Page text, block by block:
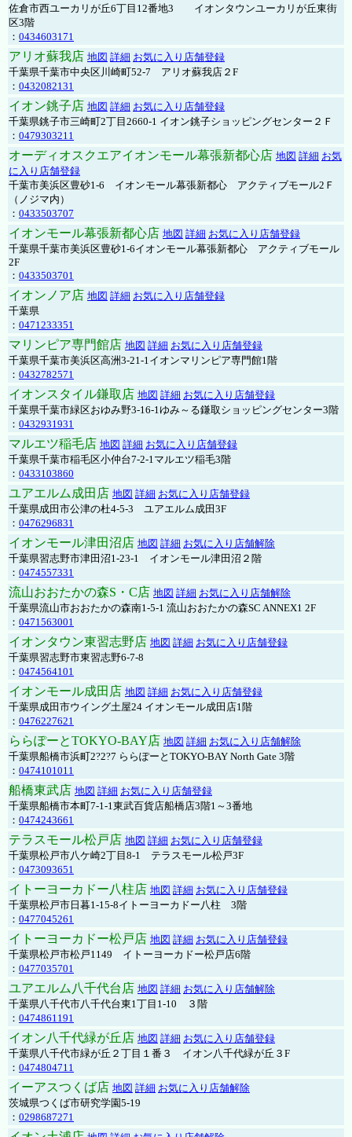
佐倉市西ユーカリが丘6丁目12番地3 イオンタウンユーカリが丘東街
区3階
： 0434603171
アリオ蘇我店 地図 詳細 お気に入り店舗登録
千葉県千葉市中央区川崎町52-7 アリオ蘇我店２F
： 0432082131
イオン銚子店 地図 詳細 お気に入り店舗登録
千葉県銚子市三崎町2丁目2660-1 イオン銚子ショッピングセンター２Ｆ
： 0479303211
オーディオスクエアイオンモール幕張新都心店 地図 詳細 お気
に入り店舗登録
千葉市美浜区豊砂1-6 イオンモール幕張新都心 アクティブモール2Ｆ
（ノジマ内）
： 0433503707
イオンモール幕張新都心店 地図 詳細 お気に入り店舗登録
千葉県千葉市美浜区豊砂1-6イオンモール幕張新都心 アクティブモール
2F
： 0433503701
イオンノア店 地図 詳細 お気に入り店舗登録
千葉県
： 0471233351
マリンピア専門館店 地図 詳細 お気に入り店舗登録
千葉県千葉市美浜区高洲3-21-1イオンマリンピア専門館1階
： 0432782571
イオンスタイル鎌取店 地図 詳細 お気に入り店舗登録
千葉県千葉市緑区おゆみ野3-16-1ゆみ～る鎌取ショッピングセンター3階
： 0432931931
マルエツ稲毛店 地図 詳細 お気に入り店舗登録
千葉県千葉市稲毛区小仲台7-2-1マルエツ稲毛3階
： 0433103860
ユアエルム成田店 地図 詳細 お気に入り店舗登録
千葉県成田市公津の杜4-5-3 ユアエルム成田3F
： 0476296831
イオンモール津田沼店 地図 詳細 お気に入り店舗解除
千葉県習志野市津田沼1-23-1 イオンモール津田沼２階
： 0474557331
流山おおたかの森S・C店 地図 詳細 お気に入り店舗解除
千葉県流山市おおたかの森南1-5-1 流山おおたかの森SC ANNEX1 2F
： 0471563001
イオンタウン東習志野店 地図 詳細 お気に入り店舗登録
千葉県習志野市東習志野6-7-8
： 0474564101
イオンモール成田店 地図 詳細 お気に入り店舗登録
千葉県成田市ウイング土屋24 イオンモール成田店1階
： 0476227621
ららぽーとTOKYO-BAY店 地図 詳細 お気に入り店舗解除
千葉県船橋市浜町2?2?7 ららぽーとTOKYO-BAY North Gate 3階
： 0474101011
船橋東武店 地図 詳細 お気に入り店舗登録
千葉県船橋市本町7-1-1東武百貨店船橋店3階1～3番地
： 0474243661
テラスモール松戸店 地図 詳細 お気に入り店舗登録
千葉県松戸市八ケ崎2丁目8-1 テラスモール松戸3F
： 0473093651
イトーヨーカドー八柱店 地図 詳細 お気に入り店舗登録
千葉県松戸市日暮1-15-8イトーヨーカドー八柱 3階
： 0477045261
イトーヨーカドー松戸店 地図 詳細 お気に入り店舗登録
千葉県松戸市松戸1149 イトーヨーカドー松戸店6階
： 0477035701
ユアエルム八千代台店 地図 詳細 お気に入り店舗解除
千葉県八千代市八千代台東1丁目1-10 ３階
： 0474861191
イオン八千代緑が丘店 地図 詳細 お気に入り店舗登録
千葉県八千代市緑が丘２丁目１番３ イオン八千代緑が丘３F
： 0474804711
イーアスつくば店 地図 詳細 お気に入り店舗解除
茨城県つくば市研究学園5-19
： 0298687271